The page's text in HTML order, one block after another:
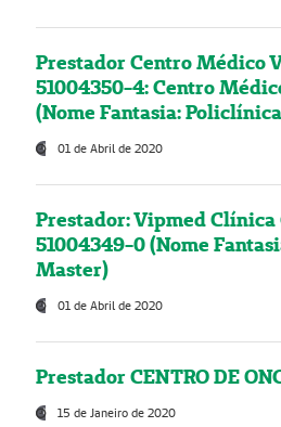
Prestador Centro Médico
51004350-4: Centro
(Nome Fantasia:
01 de Abril de 2020
Prestador: Vipmed Clínica
51004349-0 (Nome
Master)
01 de Abril de 2020
Prestador CENTRO DE
15 de Janeiro de 2020